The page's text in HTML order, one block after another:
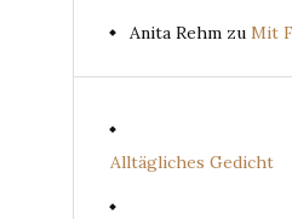
Anita Rehm zu Mit
Alltägliches Gedicht